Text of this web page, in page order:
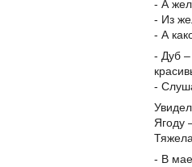
- А
- Из
- А
- Дуб
-
Ягоду
- В мае